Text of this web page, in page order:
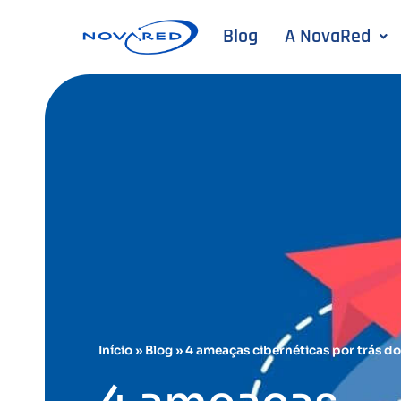
Blog A NovaRed
Início» Blog»4 ameaças cibernéticas por trás